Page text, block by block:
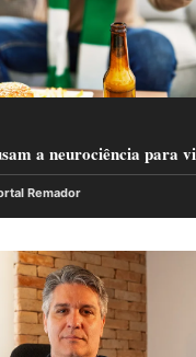
a neurociência para
Remador